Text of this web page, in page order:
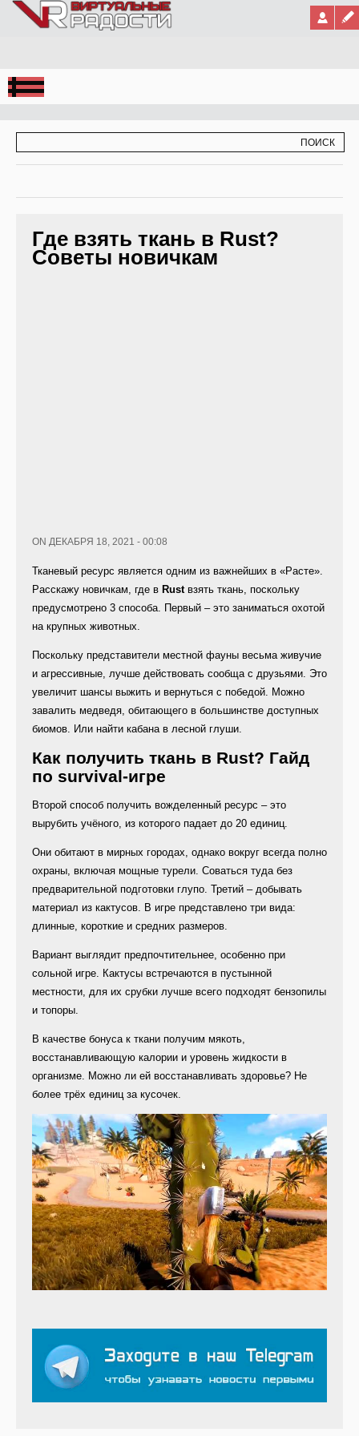
Jump to Navigation
Где взять ткань в Rust?
Советы новичкам
ON ДЕКАБРЯ 18, 2021 - 00:08
Тканевый ресурс является одним из важнейших в «Расте».
Расскажу новичкам, где в Rustвзять ткань, поскольку
предусмотрено 3 способа. Первый – это заниматься охотой
на крупных животных.
Поскольку представители местной фауны весьма живучие
и агрессивные, лучше действовать сообща с друзьями. Это
увеличит шансы выжить и вернуться с победой. Можно
завалить медведя, обитающего в большинстве доступных
биомов. Или найти кабана в лесной глуши.
Как получить ткань в Rust? Гайд
по survival-игре
Второй способ получить вожделенный ресурс – это
вырубить учёного, из которого падает до 20 единиц.
Они обитают в мирных городах, однако вокруг всегда полно
охраны, включая мощные турели. Соваться туда без
предварительной подготовки глупо. Третий – добывать
материал из кактусов. В игре представлено три вида:
длинные, короткие и средних размеров.
Вариант выглядит предпочтительнее, особенно при
сольной игре. Кактусы встречаются в пустынной
местности, для их срубки лучше всего подходят бензопилы
и топоры.
В качестве бонуса к ткани получим мякоть,
восстанавливающую калории и уровень жидкости в
организме. Можно ли ей восстанавливать здоровье? Не
более трёх единиц за кусочек.